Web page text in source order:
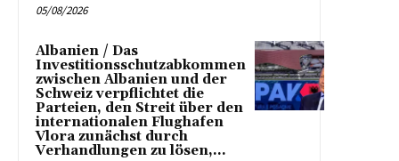
05/08/2026
Albanien / Das
Investitionsschutzabkommen
zwischen Albanien und der
Schweiz verpflichtet die
Parteien, den Streit über den
internationalen Flughafen
Vlora zunächst durch
Verhandlungen zu lösen,...